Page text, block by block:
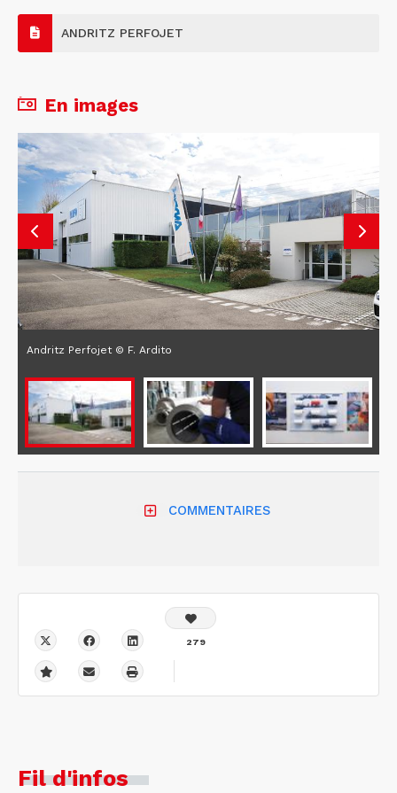
ANDRITZ PERFOJET
En images
Andritz Perfojet © F. Ardito
COMMENTAIRES
279
Fil d'infos